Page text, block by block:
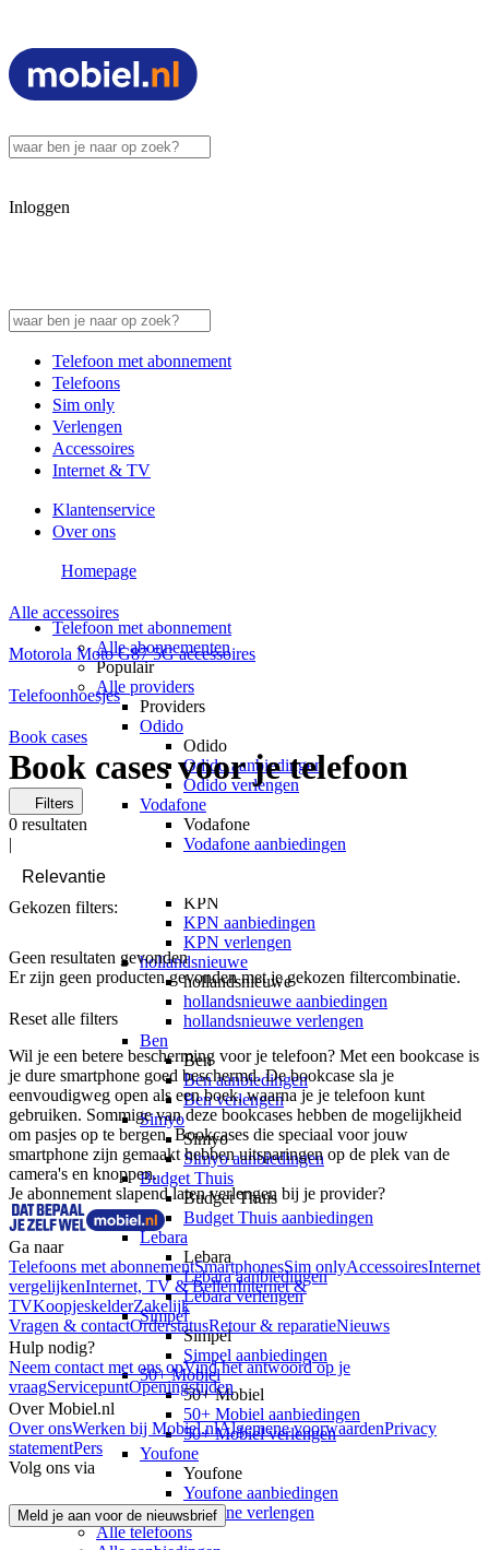
Inloggen
Telefoon met abonnement
Telefoons
Sim only
Verlengen
Accessoires
Internet & TV
Klantenservice
Over ons
Telefoon met abonnement
Alle abonnementen
Populair
Alle providers
Providers
Odido
Odido
Odido aanbiedingen
Odido verlengen
Vodafone
Vodafone
Vodafone aanbiedingen
KPN
KPN aanbiedingen
KPN verlengen
hollandsnieuwe
hollandsnieuwe
hollandsnieuwe aanbiedingen
hollandsnieuwe verlengen
Ben
Ben
Ben aanbiedingen
Ben verlengen
Simyo
Simyo
Simyo aanbiedingen
Budget Thuis
Budget Thuis
Budget Thuis aanbiedingen
Lebara
Lebara
Lebara aanbiedingen
Lebara verlengen
Simpel
Simpel
Simpel aanbiedingen
50+ Mobiel
50+ Mobiel
50+ Mobiel aanbiedingen
50+ Mobiel verlengen
Youfone
Youfone
Youfone aanbiedingen
Youfone verlengen
Alle telefoons
Homepage
Alle accessoires
Motorola Moto G87 5G accessoires
Telefoonhoesjes
Book cases
Book cases voor je telefoon
Filters
0 resultaten
|
Gekozen filters:
Geen resultaten gevonden
Er zijn geen producten gevonden met je gekozen filtercombinatie.
Reset alle filters
Wil je een betere bescherming voor je telefoon? Met een bookcase is
je dure smartphone goed beschermd. De bookcase sla je
eenvoudigweg open als een boek, waarna je je telefoon kunt
gebruiken. Sommige van deze bookcases hebben de mogelijkheid
om pasjes op te bergen. Bookcases die speciaal voor jouw
smartphone zijn gemaakt hebben uitsparingen op de plek van de
camera's en knoppen.
Je abonnement slapend laten verlengen bij je provider?
Ga naar
Telefoons met abonnementSmartphonesSim onlyAccessoiresInternet
vergelijkenInternet, TV & BellenInternet &
TVKoopjeskelderZakelijk
Vragen & contactOrderstatusRetour & reparatieNieuws
Hulp nodig?
Neem contact met ons opVind het antwoord op je
vraagServicepuntOpeningstijden
Over Mobiel.nl
Over onsWerken bij Mobiel.nlAlgemene voorwaardenPrivacy
statementPers
Volg ons via
Meld je aan voor de nieuwsbrief